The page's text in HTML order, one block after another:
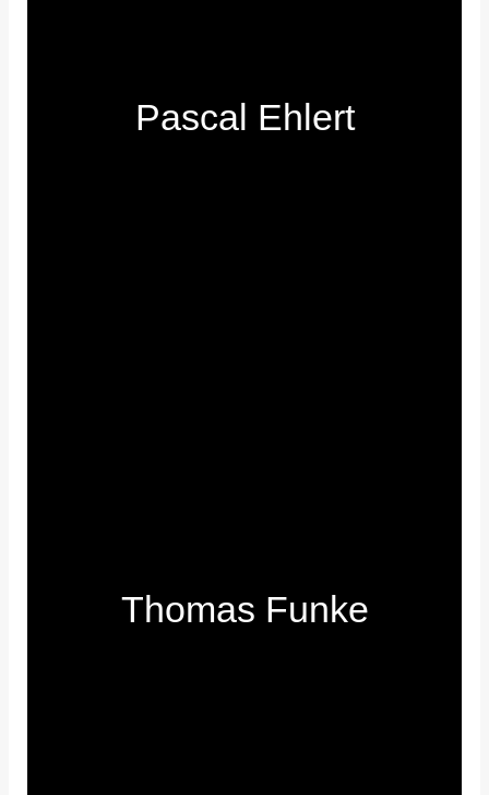
Pascal Ehlert
Thomas Funke